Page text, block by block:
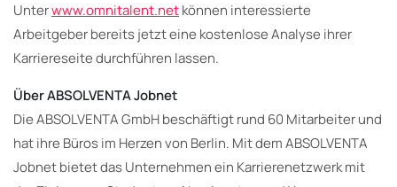
Unterwww.omnitalent.netkönnen interessierte
Arbeitgeber bereits jetzt eine kostenlose Analyse ihrer
Karriereseite durchführen lassen.
Über ABSOLVENTA Jobnet
Die ABSOLVENTA GmbH beschäftigt rund 60 Mitarbeiter und
hat ihre Büros im Herzen von Berlin. Mit dem ABSOLVENTA
Jobnet bietet das Unternehmen ein Karrierenetzwerk mit